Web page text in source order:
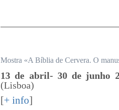
Mostra «A Bíblia de Cervera. O
13 de abril- 30 de junho
(Lisboa)
[+ info]